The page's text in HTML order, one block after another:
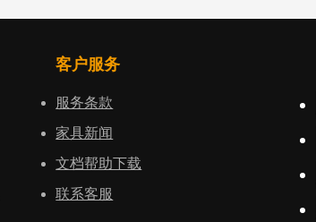
客户服务
服务条款
家具新闻
文档帮助下载
联系客服